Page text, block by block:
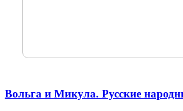
Вольга и Микула. Русские